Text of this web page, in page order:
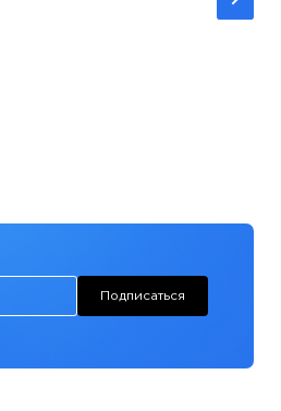
Подписаться